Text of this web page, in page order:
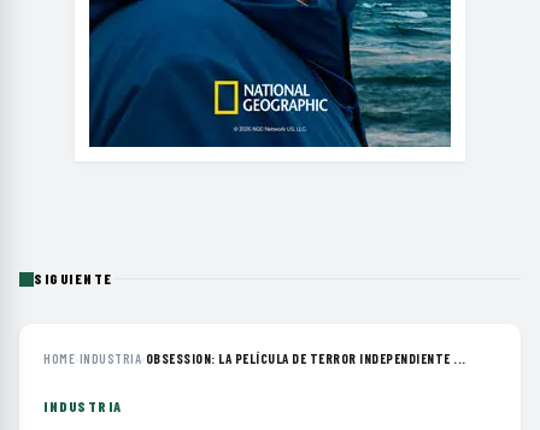
SIGUIENTE
HOME›INDUSTRIA› OBSESSION: LA PELÍCULA DE TERROR INDEPENDIENTE ...
INDUSTRIA